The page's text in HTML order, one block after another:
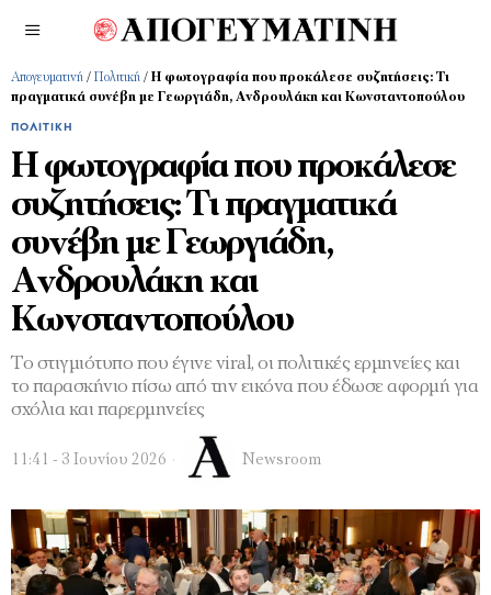
Απογευματινή / Πολιτική / Η φωτογραφία που προκάλεσε συζητήσεις: Τι
πραγματικά συνέβη με Γεωργιάδη, Ανδρουλάκη και Κωνσταντοπούλου
ΠΟΛΙΤΙΚΉ
Η φωτογραφία που προκάλεσε
συζητήσεις: Τι πραγματικά
συνέβη με Γεωργιάδη,
Ανδρουλάκη και
Κωνσταντοπούλου
Το στιγμιότυπο που έγινε viral, οι πολιτικές ερμηνείες και
το παρασκήνιο πίσω από την εικόνα που έδωσε αφορμή για
σχόλια και παρερμηνείες
11:41 - 3 Ιουνίου 2026 Newsroom